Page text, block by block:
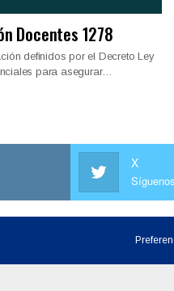
Docentes 1278
definidos por el Decreto Ley
para asegurar…
X
Síguenos